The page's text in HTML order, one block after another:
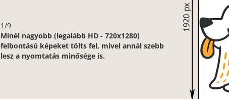
1/9
Minél nagyobb (legalább HD - 720x1280)
felbontású képeket tölts fel, mivel annál szebb
lesz a nyomtatás minősége is.